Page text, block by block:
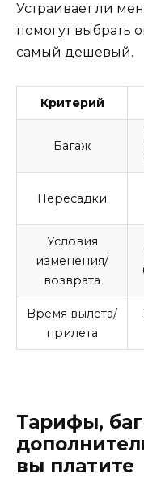
Устраивает ли
помогут выбрать
самый дешевый.
Критерий
Багаж
Пересадки
Условия
изменения/
возврата
Время вылета/
прилета
Тарифы,
вы платите